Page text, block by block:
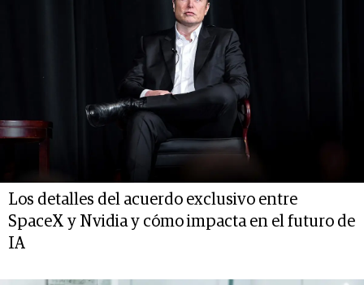
Los detalles del acuerdo exclusivo entre
SpaceX y Nvidia y cómo impacta en el futuro de
IA